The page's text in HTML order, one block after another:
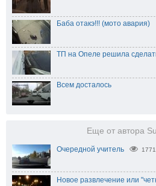
Баба отакэ!!! (мото авария)
ТП на Опеле решила
Всем досталось
Еще от автора
Очередной учитель 1771
Новое развлечение или